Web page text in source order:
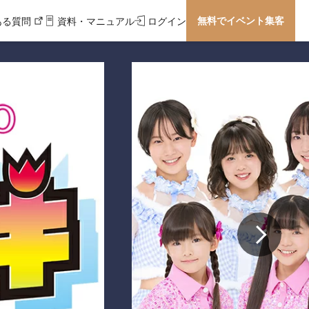
質問 資料・マニュアル ログイン 無料でイベント集客